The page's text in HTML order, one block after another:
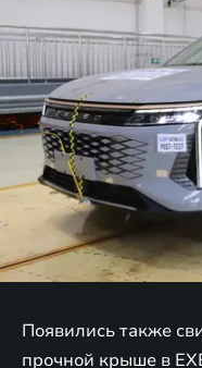
Появились также
прочной крыше в